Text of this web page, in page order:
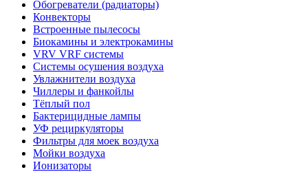
Обогреватели (радиаторы)
Конвекторы
Встроенные пылесосы
Биокамины и электрокамины
VRV VRF системы
Системы осушения воздуха
Увлажнители воздуха
Чиллеры и фанкойлы
Тёплый пол
Бактерицидные лампы
УФ рециркуляторы
Фильтры для моек воздуха
Мойки воздуха
Ионизаторы